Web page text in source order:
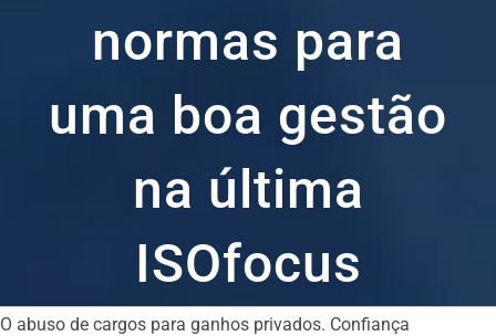
normas para
uma boa gestão
na última
ISOfocus
O abuso de cargos para ganhos privados. Confiança